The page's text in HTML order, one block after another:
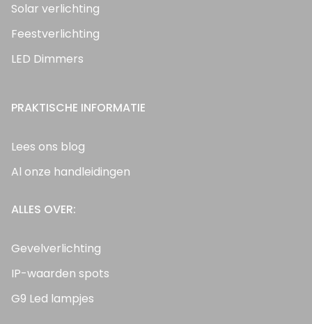
Solar verlichting
Feestverlichting
LED Dimmers
PRAKTISCHE INFORMATIE
Lees ons blog
Al onze handleidingen
ALLES OVER:
Gevelverlichting
IP-waarden spots
G9 Led lampjes